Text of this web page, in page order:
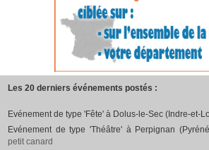
Les 20 derniers événements postés :
Evénement de type 'Fête' à Dolus-le-Sec (Indre-et-
Evénement de type 'Théâtre' à Perpignan
petit canard